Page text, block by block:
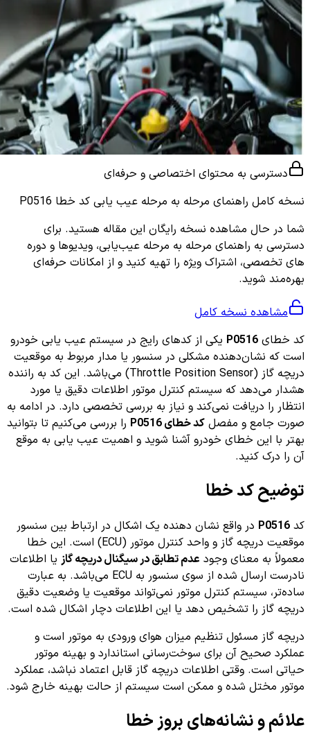
دسترسی به محتوای اختصاصی و حرفه‌ای
نسخه کامل راهنمای مرحله به مرحله عیب یابی کد خطا P0516
شما در حال مشاهده نسخه رایگان این مقاله هستید. برای
دسترسی به راهنمای مرحله به مرحله عیب‌یابی، ویدیوها و دوره
های تخصصی، اشتراک ویژه را تهیه کنید و از امکانات حرفه‌ای
بهره‌مند شوید.
مشاهده نسخه کامل
کد خطای P0516 یکی از کدهای رایج در سیستم عیب یابی خودرو
است که نشان‌دهنده مشکلی در سنسور یا مدار مربوط به موقعیت
دریچه گاز (Throttle Position Sensor) می‌باشد. این کد به راننده
هشدار می‌دهد که سیستم کنترل موتور اطلاعات دقیق یا مورد
انتظار را دریافت نمی‌کند و نیاز به بررسی تخصصی دارد. در ادامه به
صورت جامع و مفصل کد خطای P0516
را بررسی می‌کنیم تا بتوانید
بهتر با این خطای خودرو آشنا شوید و اهمیت عیب یابی به موقع
آن را درک کنید.
توضیح کد خطا
کد P0516 در واقع نشان دهنده یک اشکال در ارتباط بین سنسور
موقعیت دریچه گاز و واحد کنترل موتور (ECU) است. این خطا
معمولاً به معنای وجود عدم تطابق در سیگنال دریچه گاز یا اطلاعات
نادرست ارسال شده از سوی سنسور به ECU می‌باشد. به عبارت
ساده‌تر، سیستم کنترل موتور نمی‌تواند موقعیت یا وضعیت دقیق
دریچه گاز را تشخیص دهد یا این اطلاعات دچار اشکال شده است.
دریچه گاز مسئول تنظیم میزان هوای ورودی به موتور است و
عملکرد صحیح آن برای سوخت‌رسانی استاندارد و بهینه موتور
حیاتی است. وقتی اطلاعات دریچه گاز قابل اعتماد نباشد، عملکرد
موتور مختل شده و ممکن است سیستم از حالت بهینه خارج شود.
علائم و نشانه‌های بروز خطا